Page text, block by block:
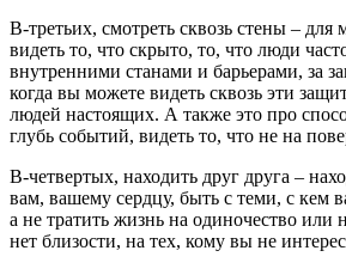
В-третьих, смотреть сквозь стены – для
видеть то, что скрыто, то, что люди
внутренними станами и барьерами, за
когда вы можете видеть сквозь эти
людей настоящих. А также это про
глубь событий, видеть то, что не на
В-четвертых, находить друг друга –
вам, вашему сердцу, быть с теми, с кем
а не тратить жизнь на одиночество или
нет близости, на тех, кому вы не